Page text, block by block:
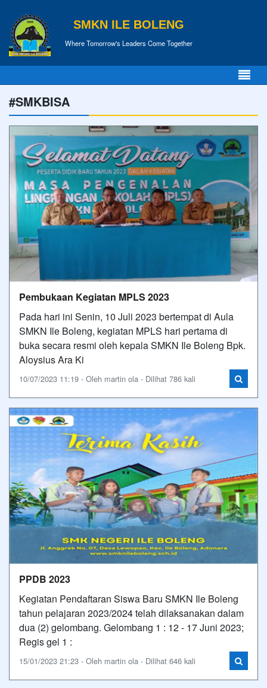
SMKN ILE BOLENG
Where Tomorrow's Leaders Come Together
#SMKBISA
Pembukaan Kegiatan MPLS 2023
Pada hari ini Senin, 10 Juli 2023 bertempat di Aula
SMKN Ile Boleng, kegiatan MPLS hari pertama di
buka secara resmi oleh kepala SMKN Ile Boleng Bpk.
Aloysius Ara Ki
10/07/2023 11:19 - Oleh martin ola - Dilihat 786 kali
PPDB 2023
Kegiatan Pendaftaran Siswa Baru SMKN Ile Boleng
tahun pelajaran 2023/2024 telah dilaksanakan dalam
dua (2) gelombang. Gelombang 1 : 12 - 17 Juni 2023;
Regis gel 1 :
15/01/2023 21:23 - Oleh martin ola - Dilihat 646 kali